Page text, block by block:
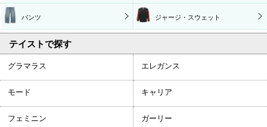
パンツ ジャージ・スウェット
テイストで探す
グラマラス エレガンス
モード キャリア
フェミニン ガーリー